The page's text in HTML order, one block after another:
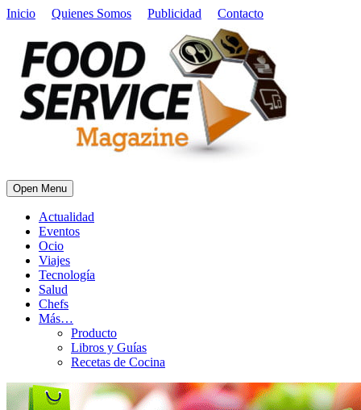
Inicio Quienes Somos Publicidad Contacto
Open Menu
Actualidad
Eventos
Ocio
Viajes
Tecnología
Salud
Chefs
Más…
Producto
Libros y Guías
Recetas de Cocina